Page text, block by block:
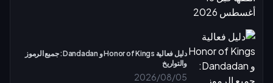
دليل فعالية Honor of Kings و Dandadan: جميع الرموز
والتواريخ
2026/08/05